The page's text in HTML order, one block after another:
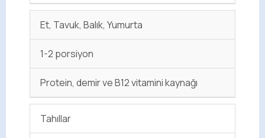
Et, Tavuk, Balık, Yumurta
1-2 porsiyon
Protein, demir ve B12 vitamini kaynağı
Tahıllar